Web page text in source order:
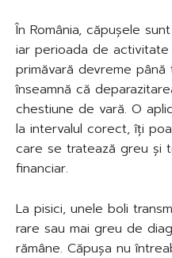
În România, căpușele
iar perioada de
primăvară devreme până
înseamnă că
chestiune de vară. O
la intervalul corect, îți
care se tratează greu și
financiar.
La pisici, unele boli
rare sau mai greu de
rămâne. Căpușa nu